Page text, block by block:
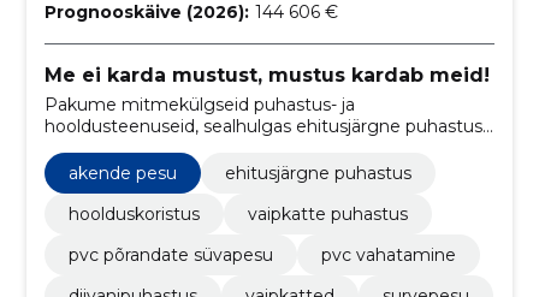
Prognooskäive (2026): 144 606 €
Me ei karda mustust, mustus kardab meid!
Pakume mitmekülgseid puhastus- ja
hooldusteenuseid, sealhulgas ehitusjärgne puhastus,
akende pesemine, vaipkatte puhastus, põrandate
hooldus, pehme mööbli puhastus ning üldine
hoolduskoristus, tagades puhtuse, kvaliteedi ja
rahulolu.
akende pesu
ehitusjärgne puhastus
hoolduskoristus
vaipkatte puhastus
pvc põrandate süvapesu
pvc vahatamine